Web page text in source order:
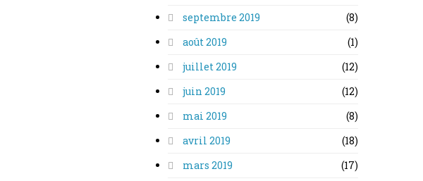
septembre 2019
(8)
août 2019
(1)
juillet 2019
(12)
juin 2019
(12)
mai 2019
(8)
avril 2019
(18)
mars 2019
(17)